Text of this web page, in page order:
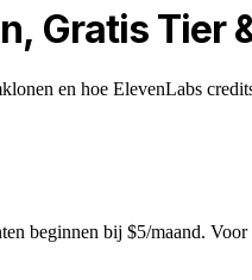
Gratis Tier
en hoe ElevenLabs
beginnen bij $5/maand.